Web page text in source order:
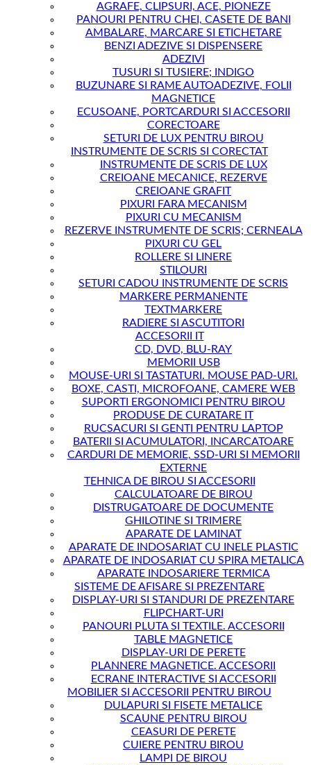
AGRAFE, CLIPSURI, ACE, PIONEZE
PANOURI PENTRU CHEI, CASETE DE BANI
AMBALARE, MARCARE SI ETICHETARE
BENZI ADEZIVE SI DISPENSERE
ADEZIVI
TUSURI SI TUSIERE; INDIGO
BUZUNARE SI RAME AUTOADEZIVE, FOLII
MAGNETICE
ECUSOANE, PORTCARDURI SI ACCESORII
CORECTOARE
SETURI DE LUX PENTRU BIROU
INSTRUMENTE DE SCRIS SI CORECTAT
INSTRUMENTE DE SCRIS DE LUX
CREIOANE MECANICE, REZERVE
CREIOANE GRAFIT
PIXURI FARA MECANISM
PIXURI CU MECANISM
REZERVE INSTRUMENTE DE SCRIS; CERNEALA
PIXURI CU GEL
ROLLERE SI LINERE
STILOURI
SETURI CADOU INSTRUMENTE DE SCRIS
MARKERE PERMANENTE
TEXTMARKERE
RADIERE SI ASCUTITORI
ACCESORII IT
CD, DVD, BLU-RAY
MEMORII USB
MOUSE-URI SI TASTATURI. MOUSE PAD-URI.
BOXE, CASTI, MICROFOANE, CAMERE WEB
SUPORTI ERGONOMICI PENTRU BIROU
PRODUSE DE CURATARE IT
RUCSACURI SI GENTI PENTRU LAPTOP
BATERII SI ACUMULATORI, INCARCATOARE
CARDURI DE MEMORIE, SSD-URI SI MEMORII
EXTERNE
TEHNICA DE BIROU SI ACCESORII
CALCULATOARE DE BIROU
DISTRUGATOARE DE DOCUMENTE
GHILOTINE SI TRIMERE
APARATE DE LAMINAT
APARATE DE INDOSARIAT CU INELE PLASTIC
APARATE DE INDOSARIAT CU SPIRA METALICA
APARATE INDOSARIERE TERMICA
SISTEME DE AFISARE SI PREZENTARE
DISPLAY-URI SI STANDURI DE PREZENTARE
FLIPCHART-URI
PANOURI PLUTA SI TEXTILE. ACCESORII
TABLE MAGNETICE
DISPLAY-URI DE PERETE
PLANNERE MAGNETICE. ACCESORII
ECRANE INTERACTIVE SI ACCESORII
MOBILIER SI ACCESORII PENTRU BIROU
DULAPURI SI FISETE METALICE
SCAUNE PENTRU BIROU
CEASURI DE PERETE
CUIERE PENTRU BIROU
LAMPI DE BIROU